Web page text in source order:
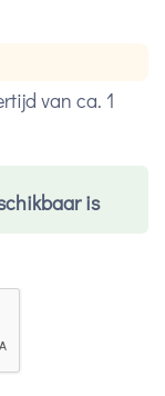
van ca. 1
is